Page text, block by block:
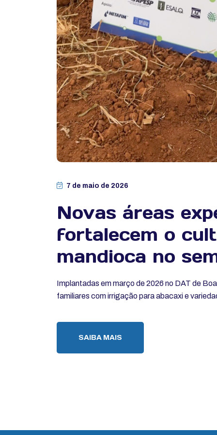
7 de maio de 2026
Novas áreas
fortalecem o
mandioca no
Implantadas em março de 2026 no DAT de
familiares com irrigação para abacaxi e
SAIBA MAIS